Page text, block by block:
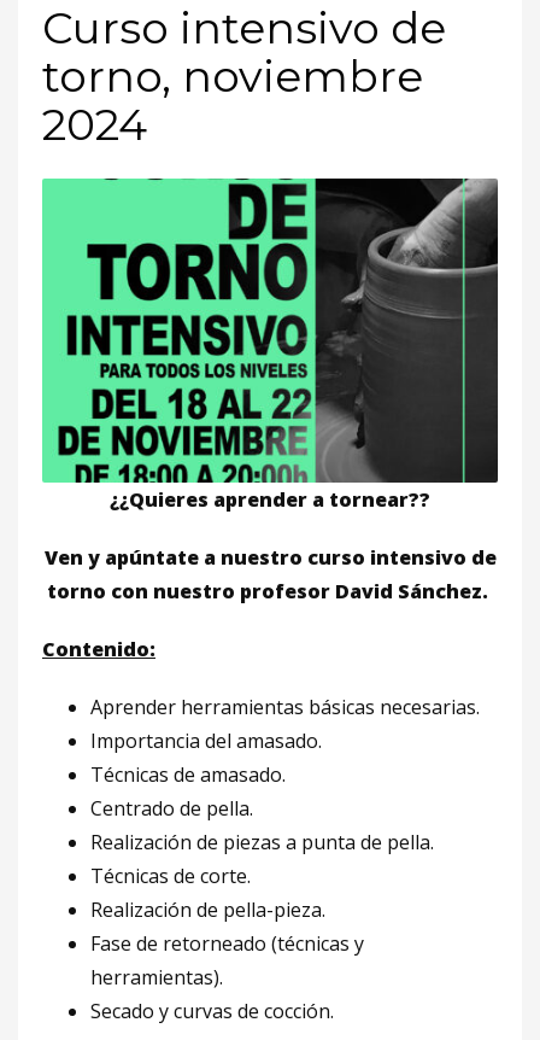
Curso intensivo de
torno, noviembre
2024
¿¿Quieres aprender a tornear??
Ven y apúntate a nuestro curso intensivo de
torno con nuestro profesor David Sánchez.
Contenido:
Aprender herramientas básicas necesarias.
Importancia del amasado.
Técnicas de amasado.
Centrado de pella.
Realización de piezas a punta de pella.
Técnicas de corte.
Realización de pella-pieza.
Fase de retorneado (técnicas y
herramientas).
Secado y curvas de cocción.